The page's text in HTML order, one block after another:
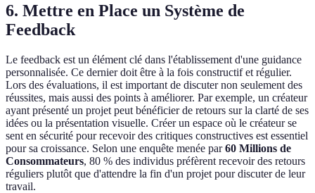
6. Mettre en Place un Système de
Feedback
Le feedback est un élément clé dans l'établissement d'une guidance
personnalisée. Ce dernier doit être à la fois constructif et régulier.
Lors des évaluations, il est important de discuter non seulement des
réussites, mais aussi des points à améliorer. Par exemple, un créateur
ayant présenté un projet peut bénéficier de retours sur la clarté de ses
idées ou la présentation visuelle. Créer un espace où le créateur se
sent en sécurité pour recevoir des critiques constructives est essentiel
pour sa croissance. Selon une enquête menée par60 Millions de
Consommateurs, 80 % des individus préfèrent recevoir des retours
réguliers plutôt que d'attendre la fin d'un projet pour discuter de leur
travail.